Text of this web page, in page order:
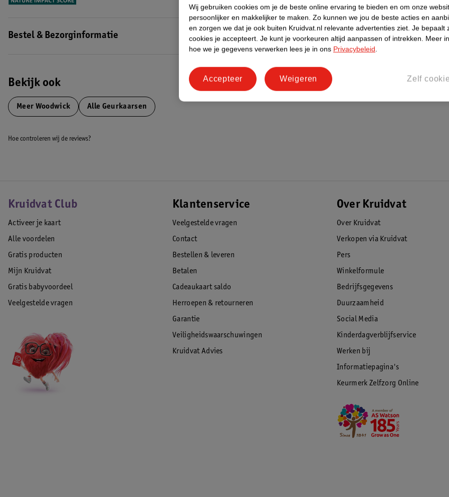
Bestel & Bezorginformatie
Bekijk ook
Meer Woodwick Alle Geurkaarsen
Hoe controleren wij de reviews?
Kruidvat Club
Activeer je kaart
Alle voordelen
Gratis producten
Mijn Kruidvat
Gratis babyvoordeel
Veelgestelde vragen
Klantenservice
Veelgestelde vragen
Contact
Bestellen & leveren
Betalen
Cadeaukaart saldo
Herroepen & retourneren
Garantie
Veiligheidswaarschuwingen
Kruidvat Advies
Over Kruidvat
Over Kruidvat
Verkopen via Kruidvat
Pers
Winkelformule
Bedrijfsgegevens
Duurzaamheid
Social Media
Kinderdagverblijfservice
Werken bij
Informatiepagina's
Keurmerk Zelfzorg Online
Wij gebruiken cookies om je de beste online ervaring te bieden en om onze
persoonlijker en makkelijker te maken. Zo kunnen we jou de beste acties en
en zorgen we dat je ook buiten Kruidvat.nl relevante advertenties ziet. Je bepaalt
cookies je accepteert. Je kunt je voorkeuren altijd aanpassen of intrekken. Meer
hoe we je gegevens verwerken lees je in ons Privacybeleid.
Zelf
Weigeren
Accepteer